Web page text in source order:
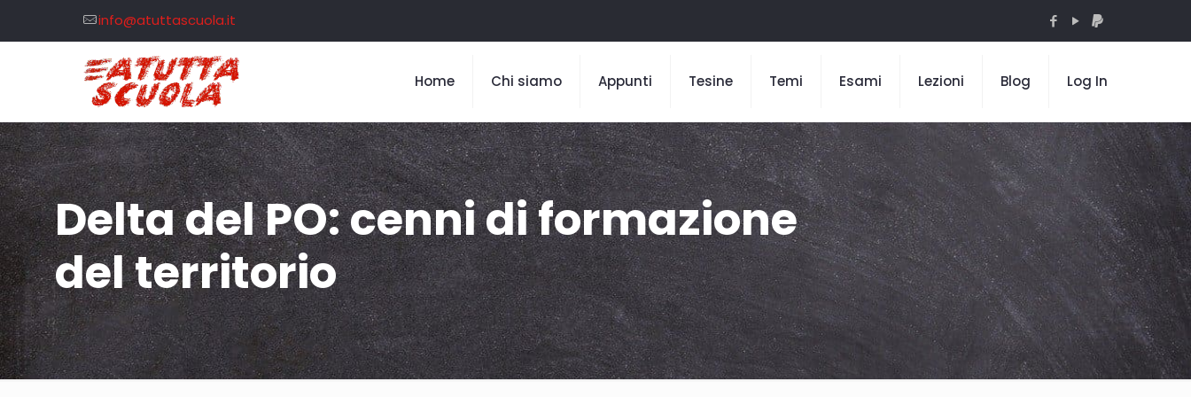
info@atuttascuola.it
Home Chi siamo Appunti Tesine Temi Esami Lezioni Blog Log In
Delta del PO: cenni di formazione
del territorio